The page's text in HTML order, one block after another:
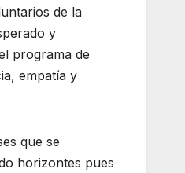
de la
y
programa de
empatía y
que se
horizontes pues